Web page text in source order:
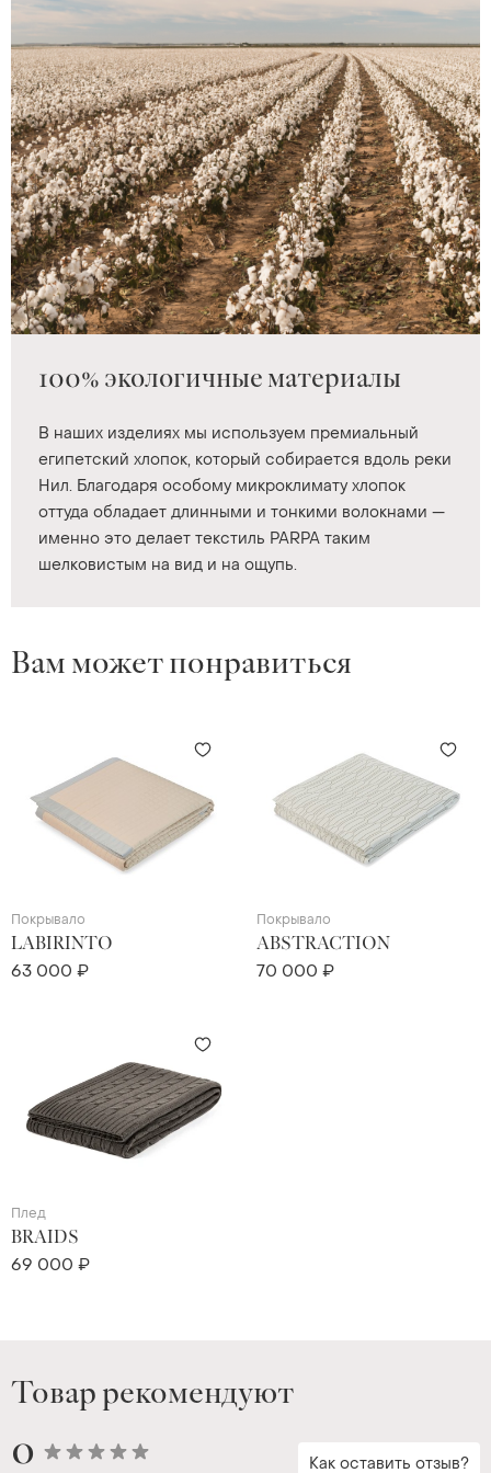
100% экологичные материалы
В наших изделиях мы используем премиальный
египетский хлопок, который собирается вдоль реки
Нил. Благодаря особому микроклимату хлопок
оттуда обладает длинными и тонкими волокнами —
именно это делает текстиль PARPA таким
шелковистым на вид и на ощупь.
Вам может понравиться
Покрывало
LABIRINTO
63 000 ₽
Покрывало
ABSTRACTION
70 000 ₽
Плед
BRAIDS
69 000 ₽
Товар рекомендуют
0 Как оставить отзыв?